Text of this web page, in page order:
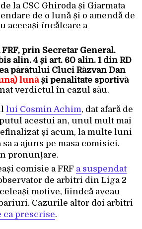
la CSC Ghiroda și Giarmata
de o lună și o amendă de
aceeași încălcare a
prin Secretar General.
alin. 4 și art. 60 alin. 1 din RD
pârâtului Cluci Răzvan Dan
lunăși penalitate sportivă
verdictul în cazul său.
lui Cosmin Achim, dat afară de
acestui an, unul mult mai
și acum, la multe luni
a ajuns pe masa comisiei.
pronunțare.
comisie a FRF a suspendat
de arbitri din Liga 2
motive, fiindcă aveau
Cazurile altor doi arbitri
ca prescrise.